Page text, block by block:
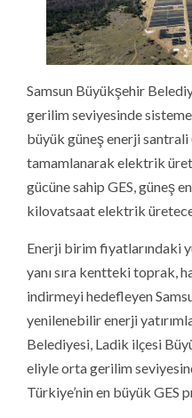
Samsun Büyükşehir
gerilim seviyesinde
büyük güneş enerji santrali
tamamlanarak elektrik
gücüne sahip GES, güneş
kilovatsaat elektrik
Enerji birim fiyatlarındaki
yanı sıra kentteki toprak,
indirmeyi hedefleyen
yenilenebilir enerji
Belediyesi, Ladik ilçesi
eliyle orta gerilim
Türkiye’nin en büyük GES